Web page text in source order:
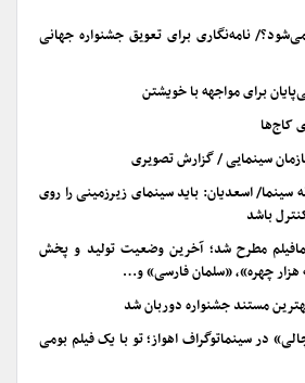
نامه‌نگاری برای تعویق جشنواره جهانی
برای مواجهه با خویشتن
کاج‌ها
سینمایی / گزارش تصویری
سینما/ اسعدیان: باید سینمای زیرزمینی را روی
باشد
مطرح شد؛ آخرین وضعیت تولید و پخش
مستند جشنواره دوربان شد
در سینماتوگراف اهواز؛ تو با یک فیلم بومی